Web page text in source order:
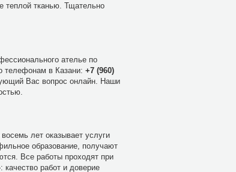
теплой тканью. Тщательно
ателье по
телефонам в Казани: +7 (960)
Вас вопрос онлайн. Наши
лет оказывает услуги
образование, получают
Все работы проходят при
работ и доверие